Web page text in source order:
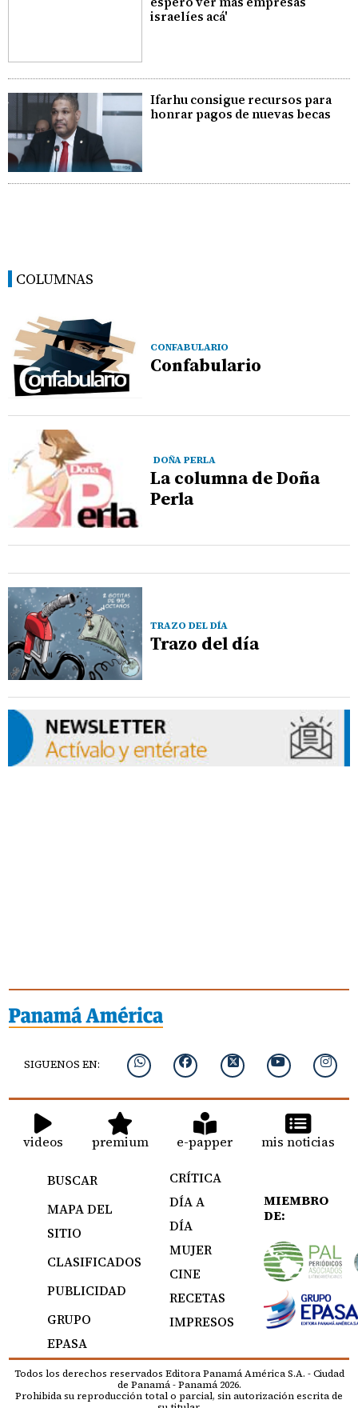
israelíes acá'
Ifarhu consigue recursos para
honrar pagos de nuevas becas
COLUMNAS
CONFABULARIO
Confabulario
DOÑA PERLA
La columna de Doña
Perla
TRAZO DEL DÍA
Trazo del día
SIGUENOS EN:
videos premium e-papper mis noticias
BUSCAR
MAPA DEL
SITIO
CLASIFICADOS
PUBLICIDAD
GRUPO
EPASA
CRÍTICA
DÍA A
DÍA
MUJER
CINE
RECETAS
IMPRESOS
MIEMBRO
DE:
Todos los derechos reservados Editora Panamá América S.A. - Ciudad
de Panamá - Panamá 2026.
Prohibida su reproducción total o parcial, sin autorización escrita de